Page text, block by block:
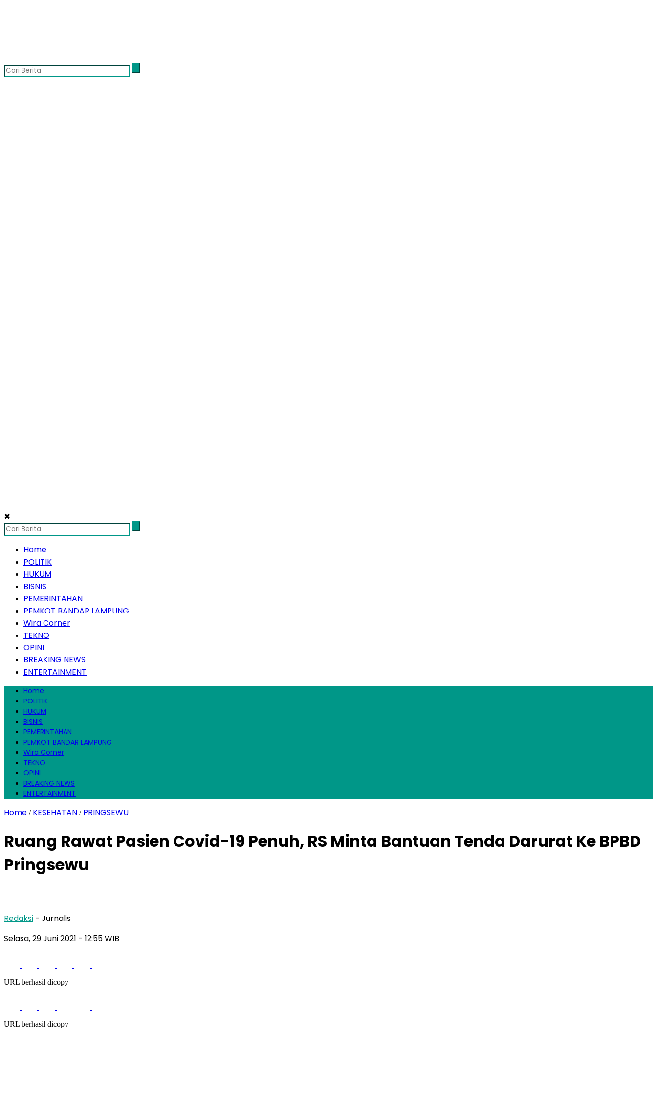
✖
Home
POLITIK
HUKUM
BISNIS
PEMERINTAHAN
PEMKOT BANDAR LAMPUNG
Wira Corner
TEKNO
OPINI
BREAKING NEWS
ENTERTAINMENT
Home
POLITIK
HUKUM
BISNIS
PEMERINTAHAN
PEMKOT BANDAR LAMPUNG
Wira Corner
TEKNO
OPINI
BREAKING NEWS
ENTERTAINMENT
Home / KESEHATAN / PRINGSEWU
Ruang Rawat Pasien Covid-19 Penuh, RS Minta Bantuan Tenda Darurat Ke BPBD
Pringsewu
Redaksi - Jurnalis
Selasa, 29 Juni 2021 - 12:55 WIB
URL berhasil dicopy
URL berhasil dicopy